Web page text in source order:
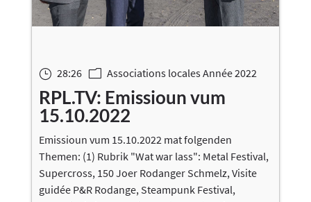
} 28:26 m Associations locales Année 2022
RPL.TV: Emissioun vum
15.10.2022
Emissioun vum 15.10.2022 mat folgenden
Themen: (1) Rubrik "Wat war lass": Metal Festival,
Supercross, 150 Joer Rodanger Schmelz, Visite
guidée P&R Rodange, Steampunk Festival,